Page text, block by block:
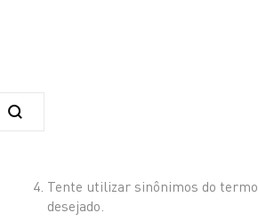
Tente utilizar sinônimos do termo
desejado.